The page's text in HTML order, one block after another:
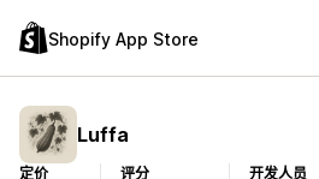
Shopify App Store
Luffa
定价
评分
开发人员